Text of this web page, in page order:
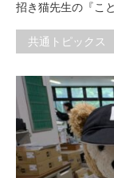
招き猫先生の『こ
共通トピックス